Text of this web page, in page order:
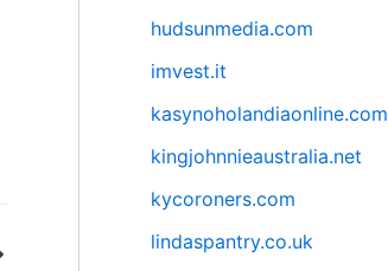
hudsunmedia.com
imvest.it
kasynoholandiaonline.com
kingjohnnieaustralia.net
kycoroners.com
lindaspantry.co.uk